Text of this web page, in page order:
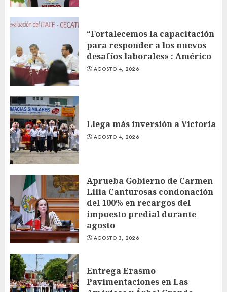
“Fortalecemos la capacitación
para responder a los nuevos
desafíos laborales» : Américo
AGOSTO 4, 2026
Llega más inversión a Victoria
AGOSTO 4, 2026
Aprueba Gobierno de Carmen
Lilia Canturosas condonación
del 100% en recargos del
impuesto predial durante
agosto
AGOSTO 3, 2026
Entrega Erasmo
Pavimentaciones en Las